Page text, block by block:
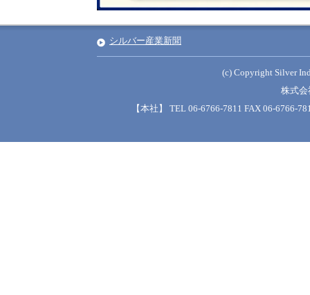
シルバー産業新聞
(c) Copyright Silver
株式会
【本社】 TEL 06-6766-7811 FAX 06-6766-